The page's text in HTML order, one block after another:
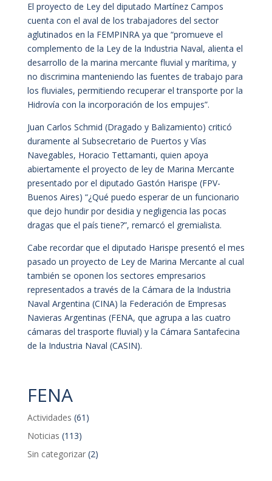
El proyecto de Ley del diputado Martínez Campos
cuenta con el aval de los trabajadores del sector
aglutinados en la FEMPINRA ya que “promueve el
complemento de la Ley de la Industria Naval, alienta el
desarrollo de la marina mercante fluvial y marítima, y
no discrimina manteniendo las fuentes de trabajo para
los fluviales, permitiendo recuperar el transporte por la
Hidrovía con la incorporación de los empujes”.
Juan Carlos Schmid (Dragado y Balizamiento) criticó
duramente al Subsecretario de Puertos y Vías
Navegables, Horacio Tettamanti, quien apoya
abiertamente el proyecto de ley de Marina Mercante
presentado por el diputado Gastón Harispe (FPV-
Buenos Aires) “¿Qué puedo esperar de un funcionario
que dejo hundir por desidia y negligencia las pocas
dragas que el país tiene?”, remarcó el gremialista.
Cabe recordar que el diputado Harispe presentó el mes
pasado un proyecto de Ley de Marina Mercante al cual
también se oponen los sectores empresarios
representados a través de la Cámara de la Industria
Naval Argentina (CINA) la Federación de Empresas
Navieras Argentinas (FENA, que agrupa a las cuatro
cámaras del trasporte fluvial) y la Cámara Santafecina
de la Industria Naval (C​ASIN​).
FENA
Actividades (61)
Noticias (113)
Sin categorizar(2)